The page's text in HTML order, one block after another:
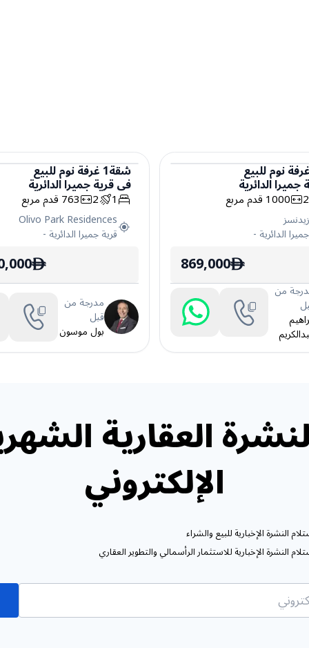
نومللبيع
جميرا الدائرية
2
1000قدم مربع
الدائرية -
ê
869,000
من
شقة
شقة1غرفة نومللبيع
فيقرية جميرا الدائرية
1
2
763قدم مربع
Olivo Park Residences
قرية جميرا الدائرية -
ê
مدرجة من
قبل
بول موسون
العقارية
الإلكتروني
النشرة الإخبارية للبيع والشراء
النشرة الإخبارية للاستثمار الرأسمالي والتطوير العقاري